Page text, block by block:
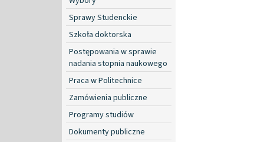
Sprawy Studenckie
Szkoła doktorska
Postępowania w sprawie
nadania stopnia naukowego
Praca w Politechnice
Zamówienia publiczne
Programy studiów
Dokumenty publiczne